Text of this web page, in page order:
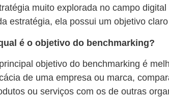
muito explorada no campo
estratégia, ela possui um objetivo
é o objetivo do benchmarking?
objetivo do benchmarking é
de uma empresa ou marca,
ou serviços com os de outras